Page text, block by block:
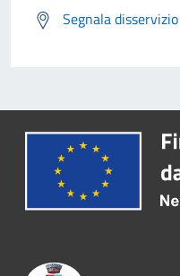
Segnala disservizio